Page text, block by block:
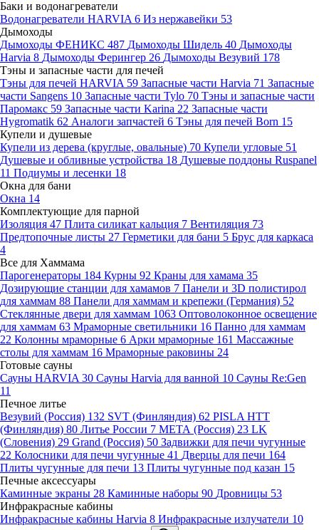
Баки и водонагреватели
Водонагреватели HARVIA 6 Из нержавейки 53
Дымоходы
Дымоходы ФЕНИКС 487 Дымоходы Шидель 40 Дымоходы
Harvia 8 Дымоходы Ферингер 26 Дымоходы Везувий 178
Тэны и запасные части для печей
Тэны для печей HARVIA 59 Запасные части Harvia 71 Запасные
части Sangens 10 Запасные части Tylo 70 Тэны и запасные части
Паромакс 59 Запасные части Karina 22 Запасные части
Hygromatik 62 Аналоги запчастей 6 Тэны для печей Born 15
Купели и душевые
Купели из дерева (круглые, овальные) 70 Купели угловые 51
Душевые и обливные устройства 18 Душевые поддоны Ruspanel
11 Подиумы и лесенки 18
Окна для бани
Окна 14
Комплектующие для парной
Изоляция 47 Плита силикат кальция 7 Вентиляция 73
Предтопочные листы 27 Герметики для бани 5 Брус для каркаса
4
Все для Хаммама
Парогенераторы 184 Курны 92 Краны для хамама 35
Дозирующие станции для хамамов 7 Панели и 3D полистирол
для хаммам 88 Панели для хаммам и крепежи (Германия) 52
Стеклянные двери для хаммам 1063 Оптоволоконное освещение
для хаммам 63 Мраморные светильники 16 Панно для хаммам
22 Колонны мраморные 6 Арки мраморные 161 Массажные
столы для хаммам 16 Мраморные раковины 24
Готовые сауны
Сауны HARVIA 30 Сауны Harvia для ванной 10 Сауны Re:Gen
11
Печное литье
Везувий (Россия) 132 SVT (Финляндия) 62 PISLA HTT
(Финляндия) 80 Литье России 7 МЕТА (Россия) 23 LK
(Словения) 29 Grand (Россия) 50 Задвижки для печи чугунные
22 Колосники для печи чугунные 41 Дверцы для печи 164
Плиты чугунные для печи 13 Плиты чугунные под казан 15
Печные аксессуары
Каминные экраны 28 Каминные наборы 90 Дровницы 53
Инфракрасные кабины
Инфракрасные кабины Harvia 8 Инфракрасные излучатели 10